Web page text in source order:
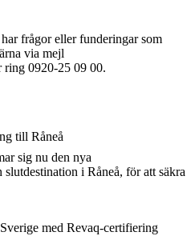
frågor eller funderingar som
via mejl
ring 0920-25 09 00.
till Råneå
sig nu den nya
i Råneå, för att säkra
med Revaq-certifiering